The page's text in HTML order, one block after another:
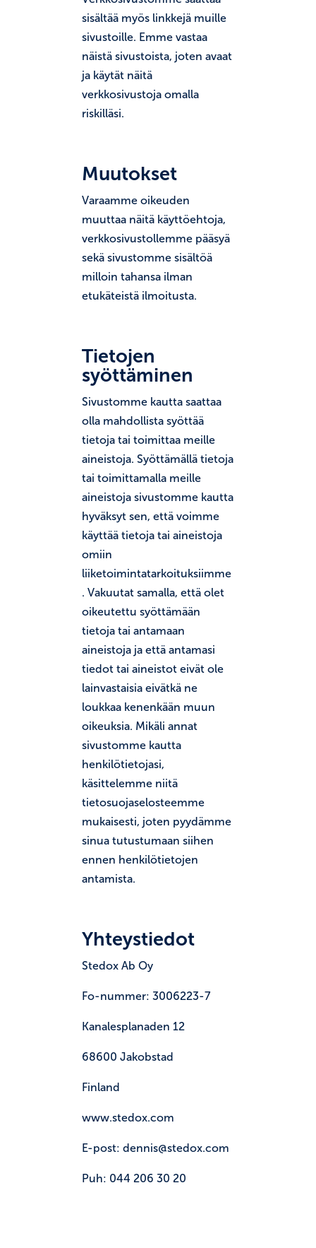
sisältää myös linkkejä muille
sivustoille. Emme vastaa
näistä sivustoista, joten avaat
ja käytät näitä
verkkosivustoja omalla
riskilläsi.
Muutokset
Varaamme oikeuden
muuttaa näitä käyttöehtoja,
verkkosivustollemme pääsyä
sekä sivustomme sisältöä
milloin tahansa ilman
etukäteistä ilmoitusta.
Tietojen
syöttäminen
Sivustomme kautta saattaa
olla mahdollista syöttää
tietoja tai toimittaa meille
aineistoja. Syöttämällä tietoja
tai toimittamalla meille
aineistoja sivustomme kautta
hyväksyt sen, että voimme
käyttää tietoja tai aineistoja
omiin
liiketoimintatarkoituksiimme
. Vakuutat samalla, että olet
oikeutettu syöttämään
tietoja tai antamaan
aineistoja ja että antamasi
tiedot tai aineistot eivät ole
lainvastaisia eivätkä ne
loukkaa kenenkään muun
oikeuksia. Mikäli annat
sivustomme kautta
henkilötietojasi,
käsittelemme niitä
tietosuojaselosteemme
mukaisesti, joten pyydämme
sinua tutustumaan siihen
ennen henkilötietojen
antamista.
Yhteystiedot
Stedox Ab Oy
Fo-nummer:3006223-7
Kanalesplanaden 12
68600 Jakobstad
Finland
www.stedox.com
E-post: dennis@stedox.com
Puh: 044 206 30 20